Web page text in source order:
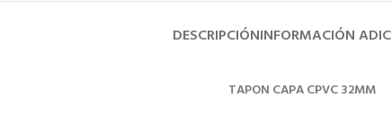
DESCRIPCIÓNINFORMACIÓN
TAPON CAPA CPVC 32MM